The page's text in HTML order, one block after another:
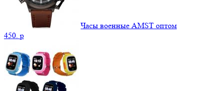
Часы военные AMST оптом
450. p